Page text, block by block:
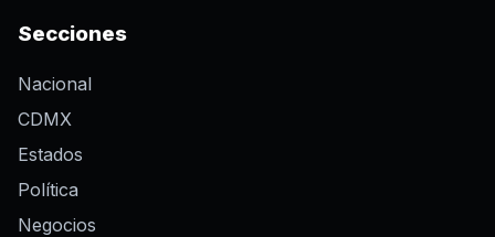
Secciones
Nacional
CDMX
Estados
Política
Negocios